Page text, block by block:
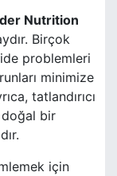
Nutrition
Birçok
problemleri
minimize
tatlandırıcı
bir
için